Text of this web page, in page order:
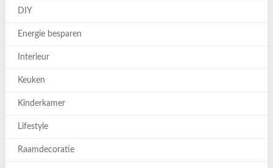
DIY
Energie besparen
Interieur
Keuken
Kinderkamer
Lifestyle
Raamdecoratie